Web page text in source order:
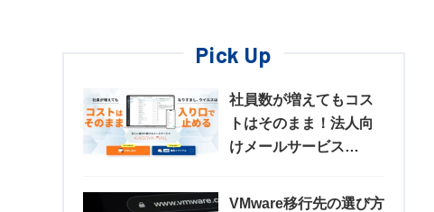
Pick Up
社員数が増えてもコス
トはそのまま！法人向
けメールサービス
VMware移行先の選び方